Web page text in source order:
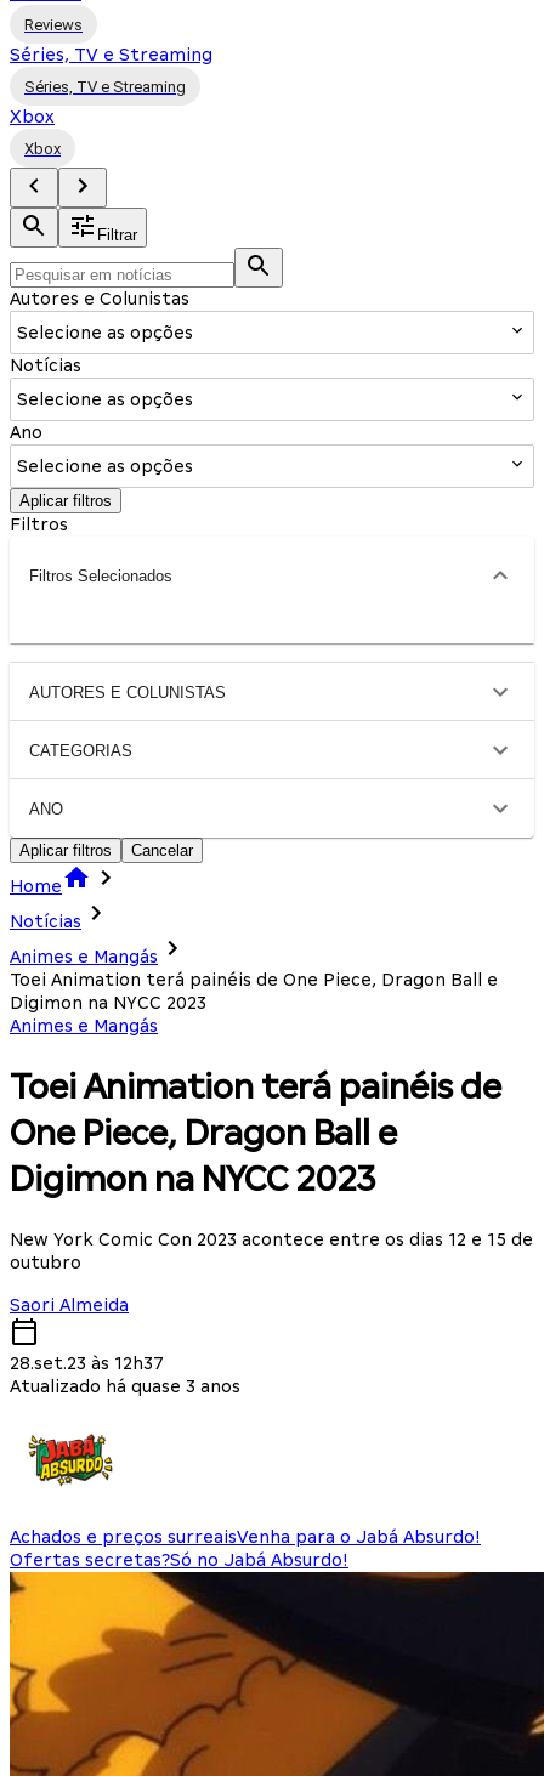
Reviews
Séries, TV e Streaming
Séries, TV e Streaming
Xbox
Xbox
Filtrar
Autores e Colunistas
Selecione as opções
Notícias
Selecione as opções
Ano
Selecione as opções
Aplicar filtros
Filtros
Filtros Selecionados
AUTORES E COLUNISTAS
CATEGORIAS
ANO
Aplicar filtros Cancelar
Home
Notícias
Animes e Mangás
Toei Animation terá painéis de One Piece, Dragon Ball e
Digimon na NYCC 2023
Animes e Mangás
Toei Animation terá painéis de
One Piece, Dragon Ball e
Digimon na NYCC 2023
New York Comic Con 2023 acontece entre os dias 12 e 15 de
outubro
Saori Almeida
28.set.23 às 12h37
Atualizado há quase 3 anos
Achados e preços surreaisVenha para o Jabá Absurdo!
Ofertas secretas?Só no Jabá Absurdo!